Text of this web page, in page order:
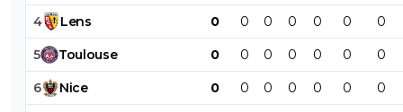
4 Lens 0 0 0 0 0 0 0
5 Toulouse 0 0 0 0 0 0 0
6 Nice 0 0 0 0 0 0 0